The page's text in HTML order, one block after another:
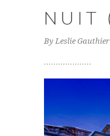
NUIT
By Leslie Gauthier